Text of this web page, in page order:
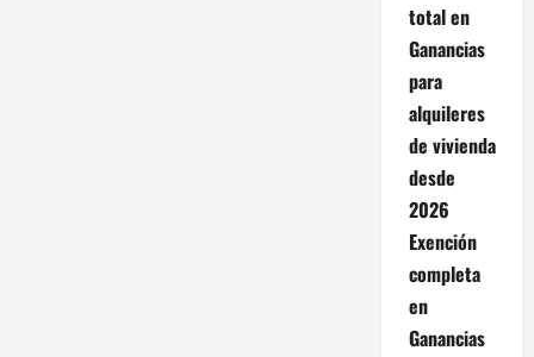
total en
Ganancias
para
alquileres
de vivienda
desde
2026
Exención
completa
en
Ganancias